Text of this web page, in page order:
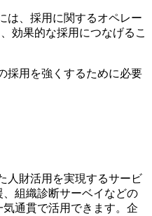
は、採用に関するオペレー
効果的な採用につなげるこ
採用を強くするために必要
人財活用を実現するサービ
組織診断サーベイなどの
通貫で活用できます。企